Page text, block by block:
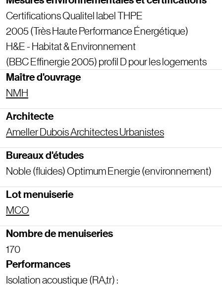
Certifications Qualitel label THPE
2005 (Très Haute Performance Énergétique)
H&E - Habitat & Environnement
(BBC Effinergie 2005) profil D pour les logements
Maître d'ouvrage
NMH
Architecte
Ameller Dubois Architectes Urbanistes
Bureaux d'études
Noble (fluides) Optimum Energie (environnement)
Lot menuiserie
MCO
Nombre de menuiseries
170
Performances
Isolation acoustique (RA,tr) :